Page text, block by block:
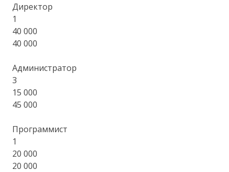
Директор
1
40 000
40 000
Администратор
3
15 000
45 000
Программист
1
20 000
20 000